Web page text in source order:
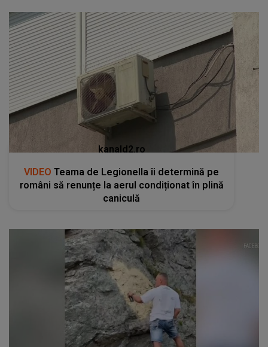
kanald2.ro
VIDEO Teama de Legionella îi determină pe
români să renunțe la aerul condiționat în plină
caniculă